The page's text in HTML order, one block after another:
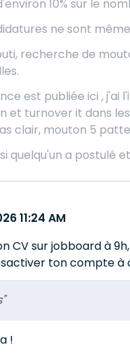
10% sur le
ne sont
recherche de
est publiée ici ,
et turnover it dans
clair, mouton 5
quelqu'un a postulé
11:24 AM
CV sur jobboard à
ton compte à
!